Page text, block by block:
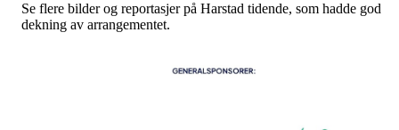
Se flere bilder og reportasjer på Harstad tidende, som hadde god
dekning av arrangementet.